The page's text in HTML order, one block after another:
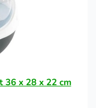
36 x 28 x 22 cm